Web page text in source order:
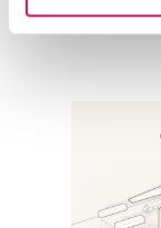
kautta,